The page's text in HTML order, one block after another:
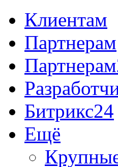
Клиентам
Партнерам
Битрикс24
Ещё